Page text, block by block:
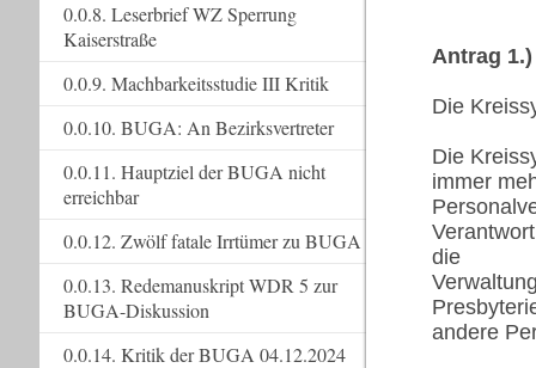
Antrag
Die
Die
immer
die
andere
0.0.8. Leserbrief WZ Sperrung
Kaiserstraße
0.0.9. Machbarkeitsstudie III Kritik
0.0.10. BUGA: An Bezirksvertreter
0.0.11. Hauptziel der BUGA nicht
erreichbar
0.0.12. Zwölf fatale Irrtümer zu BUGA
0.0.13. Redemanuskript WDR 5 zur
BUGA-Diskussion
0.0.14. Kritik der BUGA 04.12.2024